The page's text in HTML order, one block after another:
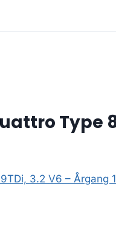
Type 8L
3.2 V6 – Årgang